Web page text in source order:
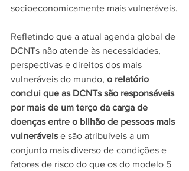
socioeconomicamente mais vulneráveis.
Refletindo que a atual agenda global de
DCNTs não atende às necessidades,
perspectivas e direitos dos mais
vulneráveis do mundo, o relatório
conclui que as DCNTs são responsáveis ​​
por mais de um terço da carga de
doenças entre o bilhão de pessoas mais
vulneráveis e são atribuíveis a um
conjunto mais diverso de condições e
fatores de risco do que os do modelo 5